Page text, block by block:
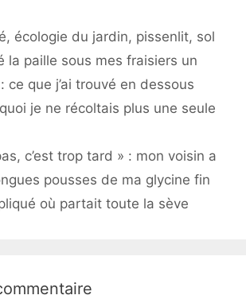
, écologie du jardin, pissenlit, sol
la paille sous mes fraisiers un
ce que j’ai trouvé en dessous
je ne récoltais plus une seule
c’est trop tard » : mon voisin a
pousses de ma glycine fin
où partait toute la sève